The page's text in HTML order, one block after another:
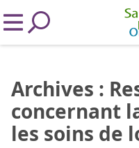
Archives :
concernant
les soins de